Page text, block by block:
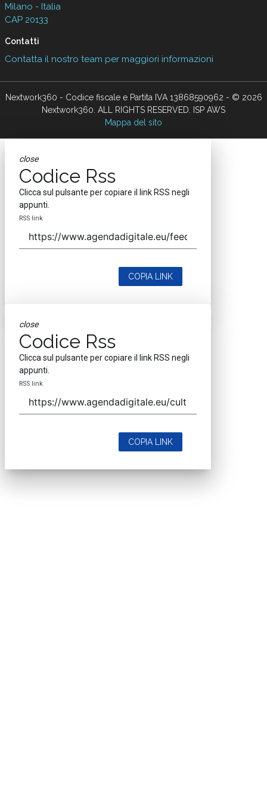
Milano - Italia
CAP 20133
Contatti
Contatta il nostro team per maggiori informazioni
Nextwork360 - Codice fiscale e Partita IVA 13868590962 - © 2026
Nextwork360. ALL RIGHTS RESERVED. ISP AWS
Mappa del sito
close
Codice Rss
Clicca sul pulsante per copiare il link RSS negli
appunti.
RSS link
COPIA LINK
close
Codice Rss
Clicca sul pulsante per copiare il link RSS negli
appunti.
RSS link
COPIA LINK